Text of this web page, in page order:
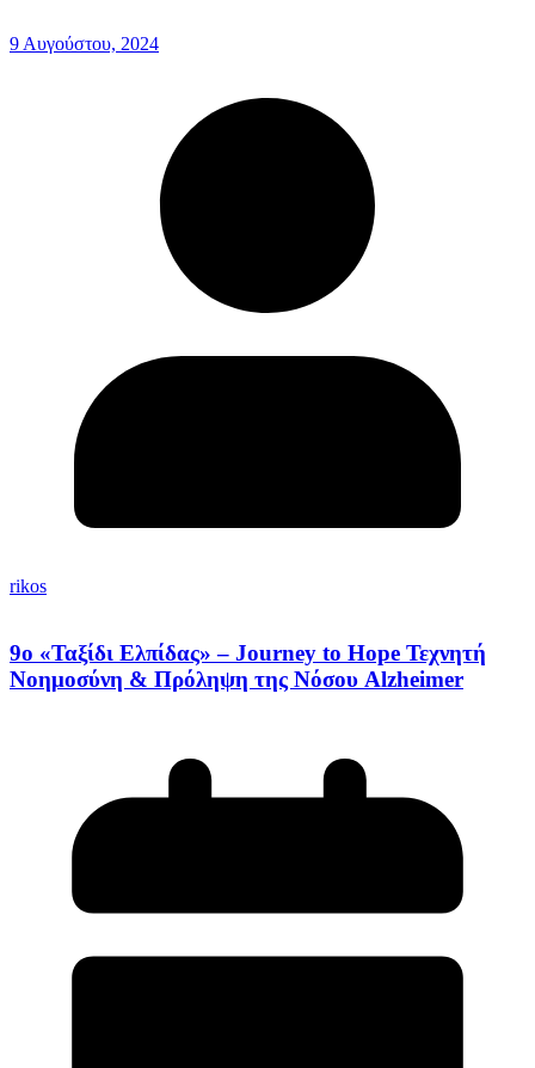
9 Αυγούστου, 2024
rikos
9ο «Ταξίδι Ελπίδας» – Journey to Hope Τεχνητή
Νοημοσύνη & Πρόληψη της Νόσου Alzheimer